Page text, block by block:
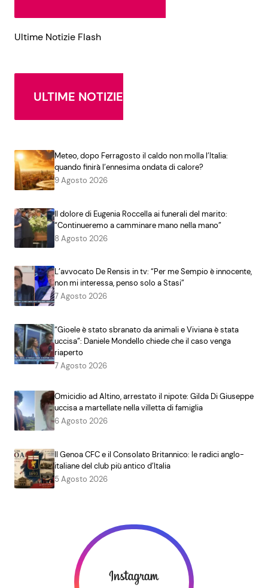
Ultime Notizie Flash
ULTIME NOTIZIE
Meteo, dopo Ferragosto il caldo non molla l’Italia:
quando finirà l’ennesima ondata di calore?
9 Agosto 2026
Il dolore di Eugenia Roccella ai funerali del marito:
“Continueremo a camminare mano nella mano”
8 Agosto 2026
L’avvocato De Rensis in tv: “Per me Sempio è innocente,
non mi interessa, penso solo a Stasi”
7 Agosto 2026
“Gioele è stato sbranato da animali e Viviana è stata
uccisa”: Daniele Mondello chiede che il caso venga
riaperto
7 Agosto 2026
Omicidio ad Altino, arrestato il nipote: Gilda Di Giuseppe
uccisa a martellate nella villetta di famiglia
6 Agosto 2026
Il Genoa CFC e il Consolato Britannico: le radici anglo-
italiane del club più antico d’Italia
5 Agosto 2026